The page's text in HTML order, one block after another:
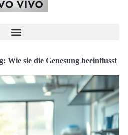
Wie sie die Genesung beeinflusst